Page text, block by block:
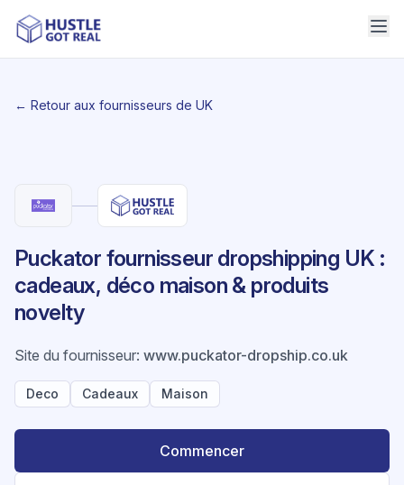
← Retour aux fournisseurs de UK
Puckator fournisseur dropshipping UK :
cadeaux, déco maison & produits
novelty
Site du fournisseur: www.puckator-dropship.co.uk
Deco Cadeaux Maison
Commencer